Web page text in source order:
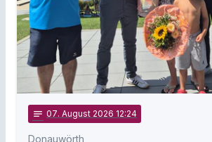
notes 07. August 2026 12:24
Donauwörth